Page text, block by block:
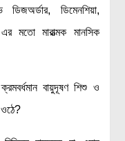
ডিমেনশিয়া,
মতো মারাত্মক মানসিক
বায়ুদূষণ শিশু ও
ওঠে?